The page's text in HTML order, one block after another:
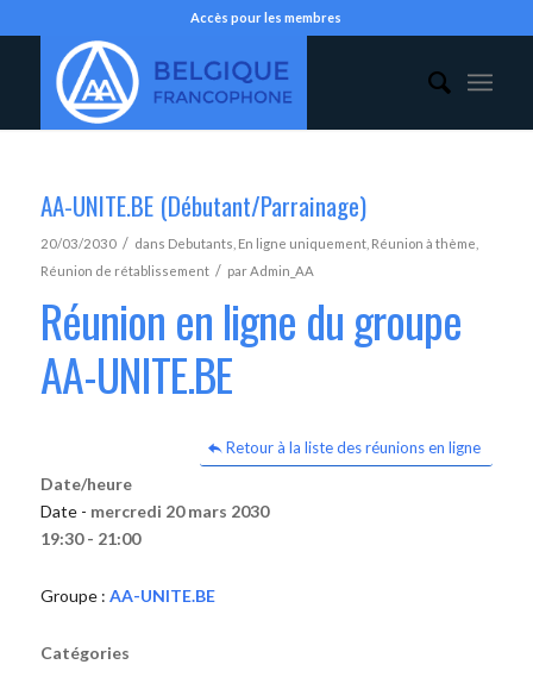
Accès pour les membres
AA-UNITE.BE (Débutant/Parrainage)
20/03/2030 / dans Debutants En ligne uniquement, Réunion à thème
Réunion de rétablissement / parAdmin_AA
Réunion en ligne du groupe
AA-UNITE.BE
Retour à la liste des réunions en ligne
Date/heure
Date - mercredi 20 mars 2030
19:30 - 21:00
Groupe : AA-UNITE.BE
Catégories